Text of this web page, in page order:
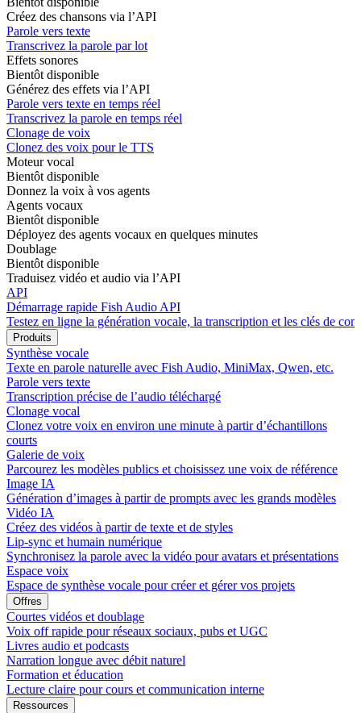
Créez des chansons via l’API
Parole vers texte
Transcrivez la parole par lot
Effets sonores
Bientôt disponible
Générez des effets via l’API
Parole vers texte en temps réel
Transcrivez la parole en temps réel
Clonage de voix
Clonez des voix pour le TTS
Moteur vocal
Bientôt disponible
Donnez la voix à vos agents
Agents vocaux
Bientôt disponible
Déployez des agents vocaux en quelques minutes
Doublage
Bientôt disponible
Traduisez vidéo et audio via l’API
API
Démarrage rapide Fish Audio API
Testez en ligne la génération vocale, la transcription et les clés de
Produits
Synthèse vocale
Texte en parole naturelle avec Fish Audio, MiniMax, Qwen, etc.
Parole vers texte
Transcription précise de l’audio téléchargé
Clonage vocal
Clonez votre voix en environ une minute à partir d’échantillons
courts
Galerie de voix
Parcourez les modèles publics et choisissez une voix de référence
Image IA
Génération d’images à partir de prompts avec les grands modèles
Vidéo IA
Créez des vidéos à partir de texte et de styles
Lip-sync et humain numérique
Synchronisez la parole avec la vidéo pour avatars et présentations
Espace voix
Espace de synthèse vocale pour créer et gérer vos projets
Offres
Courtes vidéos et doublage
Voix off rapide pour réseaux sociaux, pubs et UGC
Livres audio et podcasts
Narration longue avec débit naturel
Formation et éducation
Lecture claire pour cours et communication interne
Ressources